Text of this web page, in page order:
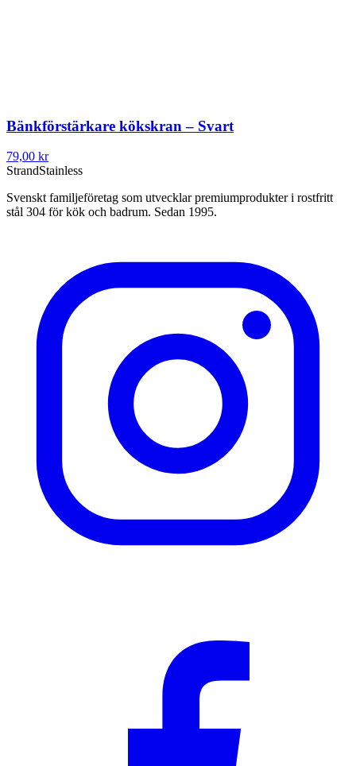
Bänkförstärkare kökskran – Svart
79,00 kr
StrandStainless
Svenskt familjeföretag som utvecklar premiumprodukter i rostfritt
stål 304 för kök och badrum. Sedan 1995.